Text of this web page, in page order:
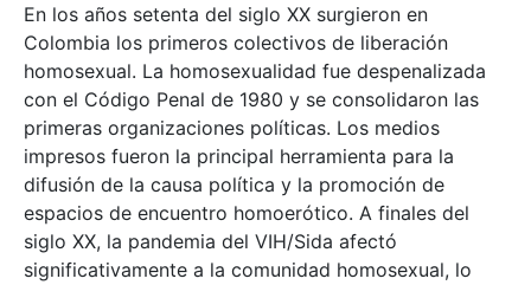
En los años setenta del siglo XX surgieron en
Colombia los primeros colectivos de liberación
homosexual. La homosexualidad fue despenalizada
con el Código Penal de 1980 y se consolidaron las
primeras organizaciones políticas. Los medios
impresos fueron la principal herramienta para la
difusión de la causa política y la promoción de
espacios de encuentro homoerótico. A finales del
siglo XX, la pandemia del VIH/Sida afectó
significativamente a la comunidad homosexual, lo